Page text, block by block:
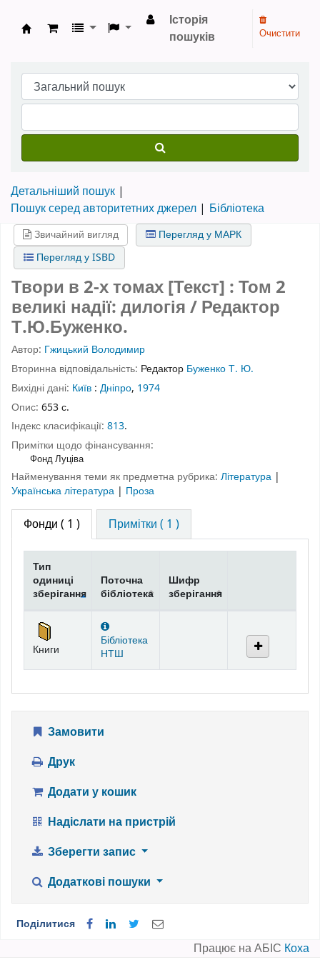
Бібліотека НТШ › Електронний каталог
Історія
пошуків
Очистити
Детальніший пошук
Пошук серед авторитетних джерел
Бібліотека
Звичайний вигляд
Перегляд у МАРК
Перегляд у ISBD
Твори в 2-х томах [Текст] : Том 2
великі надії: дилогія / Редактор
Т.Ю.Буженко.
Автор: Гжицький Володимир
Вторинна відповідальність: Редактор Буженко Т. Ю.
Вихідні дані: Київ : Дніпро, 1974
Опис: 653 с.
Індекс класифікації: 813.
Примітки щодо фінансування:
Фонд Луціва
Найменування теми як предметна рубрика: Література |
Українська література | Проза
Фонди ( 1 ) Примітки ( 1 )
Фонди
Тип
одиниці
зберігання
Поточна
бібліотека
Шифр
зберігання
Книги
Бібліотека
НТШ
Замовити
Друк
Додати у кошик
Надіслати на пристрій
Зберегти запис
Додаткові пошуки
Поділитися
Працює на АБІС Коха